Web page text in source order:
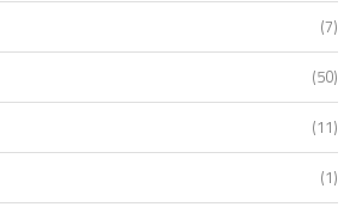
(7)
(50)
(11)
(1)